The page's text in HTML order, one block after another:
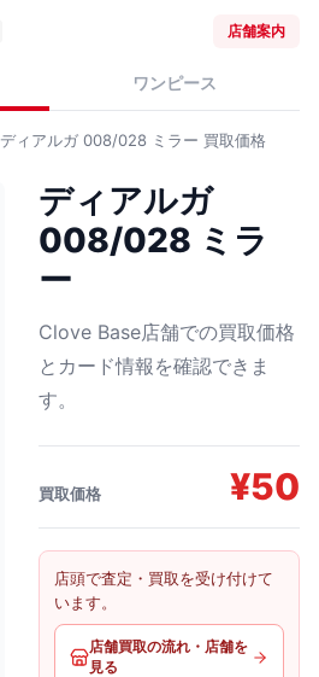
店舗案内
ワンピース
ディアルガ 008/028 ミラー 買取価格
ディアルガ
008/028 ミラ
ー
Clove Base店舗での買取価格
とカード情報を確認できま
す。
買取価格 ¥50
店頭で査定・買取を受け付けて
います。
店舗買取の流れ・店舗を
見る